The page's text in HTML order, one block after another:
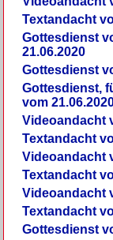
Textandacht
Gottesdienst
21.06.2020
Gottesdienst
Gottesdienst,
vom
Videoandacht
Textandacht
Videoandacht
Textandacht
Videoandacht
Textandacht
Gottesdienst